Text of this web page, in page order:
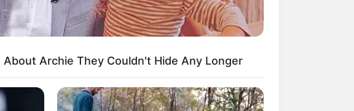
Archie They Couldn't Hide Any Longer